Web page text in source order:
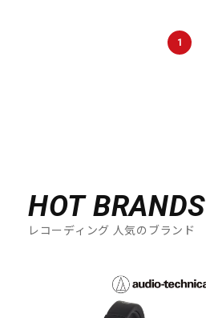
1
HOT BRANDS
レコーディング 人気のブランド